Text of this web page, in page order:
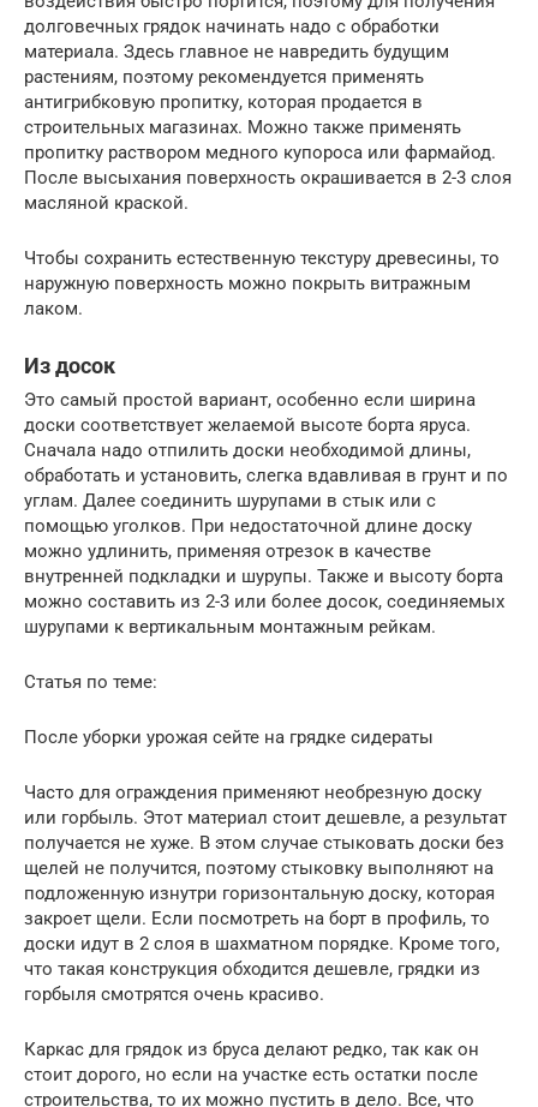
долговечных грядок начинать надо с обработки
материала. Здесь главное не навредить будущим
растениям, поэтому рекомендуется применять
антигрибковую пропитку, которая продается в
строительных магазинах. Можно также применять
пропитку раствором медного купороса или фармайод.
После высыхания поверхность окрашивается в 2-3 слоя
масляной краской.
Чтобы сохранить естественную текстуру древесины, то
наружную поверхность можно покрыть витражным
лаком.
Из досок
Это самый простой вариант, особенно если ширина
доски соответствует желаемой высоте борта яруса.
Сначала надо отпилить доски необходимой длины,
обработать и установить, слегка вдавливая в грунт и по
углам. Далее соединить шурупами в стык или с
помощью уголков. При недостаточной длине доску
можно удлинить, применяя отрезок в качестве
внутренней подкладки и шурупы. Также и высоту борта
можно составить из 2-3 или более досок, соединяемых
шурупами к вертикальным монтажным рейкам.
Статья по теме:
После уборки урожая сейте на грядке сидераты
Часто для ограждения применяют необрезную доску
или горбыль. Этот материал стоит дешевле, а результат
получается не хуже. В этом случае стыковать доски без
щелей не получится, поэтому стыковку выполняют на
подложенную изнутри горизонтальную доску, которая
закроет щели. Если посмотреть на борт в профиль, то
доски идут в 2 слоя в шахматном порядке. Кроме того,
что такая конструкция обходится дешевле, грядки из
горбыля смотрятся очень красиво.
Каркас для грядок из бруса делают редко, так как он
стоит дорого, но если на участке есть остатки после
строительства, то их можно пустить в дело. Все, что